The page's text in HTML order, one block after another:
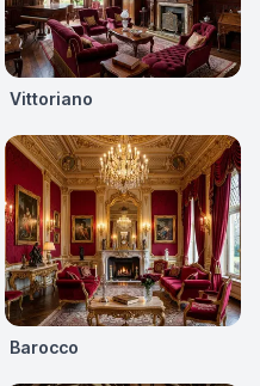
Vittoriano
Barocco